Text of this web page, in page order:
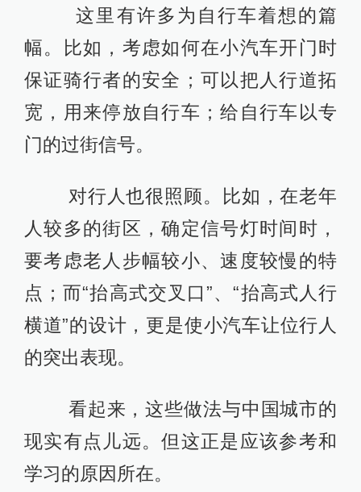
这里有许多为自行车着想的篇
幅。比如，考虑如何在小汽车开门时
保证骑行者的安全；可以把人行道拓
宽，用来停放自行车；给自行车以专
门的过街信号。
对行人也很照顾。比如，在老年
人较多的街区，确定信号灯时间时，
要考虑老人步幅较小、速度较慢的特
点；而“抬高式交叉口”、“抬高式人行
横道”的设计，更是使小汽车让位行人
的突出表现。
看起来，这些做法与中国城市的
现实有点儿远。但这正是应该参考和
学习的原因所在。